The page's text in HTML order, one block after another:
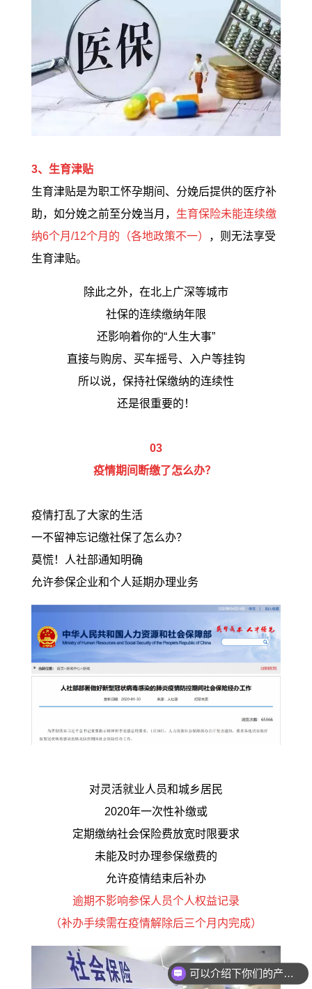
3、生育津贴
生育津贴是为职工怀孕期间、分娩后提供的医疗补
助，如分娩之前至分娩当月， 生育保险未能连续缴
纳6个月/12个月的（各地政策不一）
，则无法享受
生育津贴。
除此之外，在北上广深等城市
社保的连续缴纳年限
还影响着你的“人生大事”
直接与购房、买车摇号、入户等挂钩
所以说，保持社保缴纳的连续性
还是很重要的！
03
疫情期间断缴了怎么办？
疫情打乱了大家的生活
一不留神忘记缴社保了怎么办？
莫慌！人社部通知明确
允许参保企业和个人延期办理业务
对灵活就业人员和城乡居民
2020年一次性补缴或
定期缴纳社会保险费放宽时限要求
未能及时办理参保缴费的
允许疫情结束后补办
逾期不影响参保人员个人权益记录
（补办手续需在疫情解除后三个月内完成）
你们是怎么收费的呢？